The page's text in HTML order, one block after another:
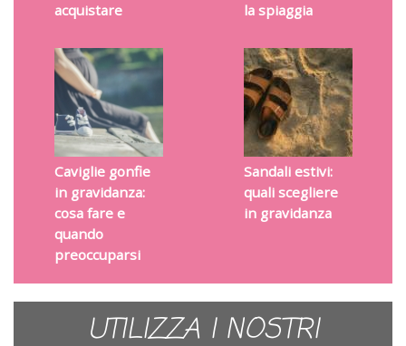
acquistare
la spiaggia
Caviglie gonfie
in gravidanza:
cosa fare e
quando
preoccuparsi
Sandali estivi:
quali scegliere
in gravidanza
UTILIZZA I NOSTRI